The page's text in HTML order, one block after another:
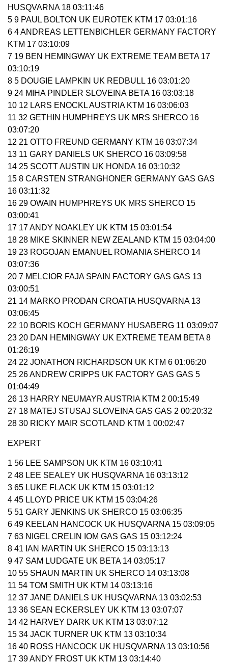
HUSQVARNA 18 03:11:46
5 9 PAUL BOLTON UK EUROTEK KTM 17 03:01:16
6 4 ANDREAS LETTENBICHLER GERMANY FACTORY
KTM 17 03:10:09
7 19 BEN HEMINGWAY UK EXTREME TEAM BETA 17
03:10:19
8 5 DOUGIE LAMPKIN UK REDBULL 16 03:01:20
9 24 MIHA PINDLER SLOVEINA BETA 16 03:03:18
10 12 LARS ENOCKL AUSTRIA KTM 16 03:06:03
11 32 GETHIN HUMPHREYS UK MRS SHERCO 16
03:07:20
12 21 OTTO FREUND GERMANY KTM 16 03:07:34
13 11 GARY DANIELS UK SHERCO 16 03:09:58
14 25 SCOTT AUSTIN UK HONDA 16 03:10:32
15 8 CARSTEN STRANGHONER GERMANY GAS GAS
16 03:11:32
16 29 OWAIN HUMPHREYS UK MRS SHERCO 15
03:00:41
17 17 ANDY NOAKLEY UK KTM 15 03:01:54
18 28 MIKE SKINNER NEW ZEALAND KTM 15 03:04:00
19 23 ROGOJAN EMANUEL ROMANIA SHERCO 14
03:07:36
20 7 MELCIOR FAJA SPAIN FACTORY GAS GAS 13
03:00:51
21 14 MARKO PRODAN CROATIA HUSQVARNA 13
03:06:45
22 10 BORIS KOCH GERMANY HUSABERG 11 03:09:07
23 20 DAN HEMINGWAY UK EXTREME TEAM BETA 8
01:26:19
24 22 JONATHON RICHARDSON UK KTM 6 01:06:20
25 26 ANDREW CRIPPS UK FACTORY GAS GAS 5
01:04:49
26 13 HARRY NEUMAYR AUSTRIA KTM 2 00:15:49
27 18 MATEJ STUSAJ SLOVEINA GAS GAS 2 00:20:32
28 30 RICKY MAIR SCOTLAND KTM 1 00:02:47
EXPERT
1 56 LEE SAMPSON UK KTM 16 03:10:41
2 48 LEE SEALEY UK HUSQVARNA 16 03:13:12
3 65 LUKE FLACK UK KTM 15 03:01:12
4 45 LLOYD PRICE UK KTM 15 03:04:26
5 51 GARY JENKINS UK SHERCO 15 03:06:35
6 49 KEELAN HANCOCK UK HUSQVARNA 15 03:09:05
7 63 NIGEL CRELIN IOM GAS GAS 15 03:12:24
8 41 IAN MARTIN UK SHERCO 15 03:13:13
9 47 SAM LUDGATE UK BETA 14 03:05:17
10 55 SHAUN MARTIN UK SHERCO 14 03:13:08
11 54 TOM SMITH UK KTM 14 03:13:16
12 37 JANE DANIELS UK HUSQVARNA 13 03:02:53
13 36 SEAN ECKERSLEY UK KTM 13 03:07:07
14 42 HARVEY DARK UK KTM 13 03:07:12
15 34 JACK TURNER UK KTM 13 03:10:34
16 40 ROSS HANCOCK UK HUSQVARNA 13 03:10:56
17 39 ANDY FROST UK KTM 13 03:14:40